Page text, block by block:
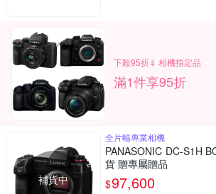
下殺95折⇓ 相機指定品
滿1件享95折
補貨中
全片幅專業相機
PANASONIC DC-S1H
貨 贈專屬贈品
$97,600